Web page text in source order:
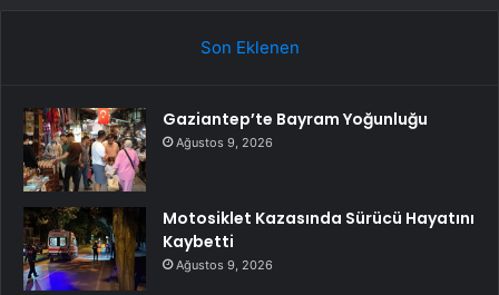
Son Eklenen
Gaziantep’te Bayram Yoğunluğu
Ağustos 9, 2026
Motosiklet Kazasında Sürücü Hayatını
Kaybetti
Ağustos 9, 2026